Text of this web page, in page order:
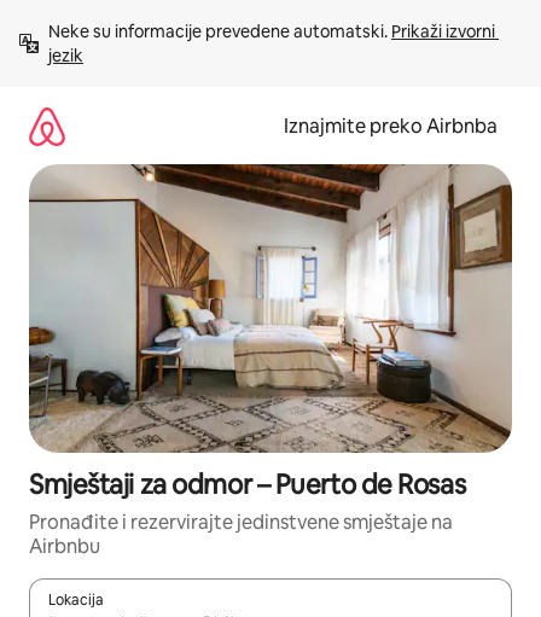
sadržaj
Neke su informacije prevedene automatski. Prikaži izvorni
jezik
Iznajmite preko Airbnba
Smještaji za odmor – Puerto de Rosas
Pronađite i rezervirajte jedinstvene smještaje na
Airbnbu
Lokacija